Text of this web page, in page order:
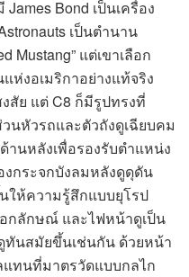
Bond เป็นเครื่อง
เป็นตำนาน
Mustang” แต่เขาเลือก
ห่งอเมริกาอย่างแท้จริง
สัย แต่ C8 ก็มีรูปทรงที่
นหัวรถและตัวถังดูเฉียบคม
นหลังเพื่อรองรับตำแหน่ง
งกระจกบังลมหลังดูดุดัน
ให้ความรู้สึกแบบยุโรป
กลักษณ์ และไฟหน้าดูเป็น
ทันสมัยขึ้นเช่นกัน ด้วยหน้า
ทนที่มาตรวัดแบบกลไก